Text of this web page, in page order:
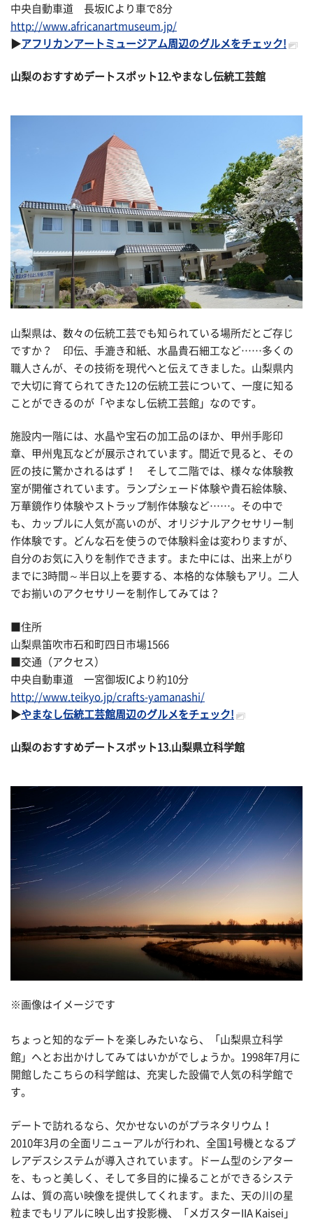
中央自動車道 長坂ICより車で8分
http://www.africanartmuseum.jp/
▶アフリカンアートミュージアム周辺のグルメをチェック!
山梨のおすすめデートスポット12.やまなし伝統工芸館
山梨県は、数々の伝統工芸でも知られている場所だとご存じ
ですか？ 印伝、手漉き和紙、水晶貴石細工など……多くの
職人さんが、その技術を現代へと伝えてきました。山梨県内
で大切に育てられてきた12の伝統工芸について、一度に知る
ことができるのが「やまなし伝統工芸館」なのです。
施設内一階には、水晶や宝石の加工品のほか、甲州手彫印
章、甲州鬼瓦などが展示されています。間近で見ると、その
匠の技に驚かされるはず！ そして二階では、様々な体験教
室が開催されています。ランプシェード体験や貴石絵体験、
万華鏡作り体験やストラップ制作体験など……。その中で
も、カップルに人気が高いのが、オリジナルアクセサリー制
作体験です。どんな石を使うので体験料金は変わりますが、
自分のお気に入りを制作できます。また中には、出来上がり
までに3時間～半日以上を要する、本格的な体験もアリ。二人
でお揃いのアクセサリーを制作してみては？
■住所
山梨県笛吹市石和町四日市場1566
■交通（アクセス）
中央自動車道 一宮御坂ICより約10分
http://www.teikyo.jp/crafts-yamanashi/
▶やまなし伝統工芸館周辺のグルメをチェック!
山梨のおすすめデートスポット13.山梨県立科学館
※画像はイメージです
ちょっと知的なデートを楽しみたいなら、「山梨県立科学
館」へとお出かけしてみてはいかがでしょうか。1998年7月に
開館したこちらの科学館は、充実した設備で人気の科学館で
す。
デートで訪れるなら、欠かせないのがプラネタリウム！
2010年3月の全面リニューアルが行われ、全国1号機となるプ
レアデスシステムが導入されています。ドーム型のシアター
を、もっと美しく、そして多目的に操ることができるシステ
ムは、質の高い映像を提供してくれます。また、天の川の星
粒までもリアルに映し出す投影機、「メガスターIIA Kaisei」